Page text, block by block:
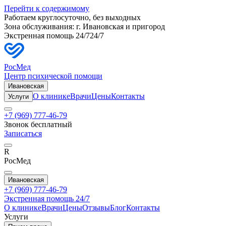
Перейти к содержимому
Работаем круглосуточно, без выходных
Зона обслуживания: г. Ивановская и пригород
Экстренная помощь 24/724/7
РосМед
Центр психической помощи
Ивановская
Услуги О клиникеВрачиЦеныКонтакты
+7 (969) 777-46-79
Звонок бесплатный
Записаться
R
РосМед
Ивановская
+7 (969) 777-46-79
Экстренная помощь 24/7
О клиникеВрачиЦеныОтзывыБлогКонтакты
Услуги